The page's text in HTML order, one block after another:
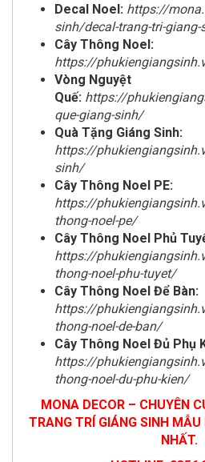
Decal Noel: https://
sinh/decal-trang-tri-
Cây Thông Noel:
https://
Vòng Nguyệt
Quế: https://
que-giang-sinh/
Quà Tặng Giáng Sinh:
https://
sinh/
Cây Thông Noel PE:
https://
thong-noel-pe/
Cây Thông Noel Phủ
https://
thong-noel-phu-tuyet/
Cây Thông Noel Để Bàn:
https://
thong-noel-de-ban/
Cây Thông Noel Đủ Phụ
https://
thong-noel-du-phu-kien/
MONA DECOR – CHUYÊN
TRANG TRÍ GIÁNG SINH
NHẤT.